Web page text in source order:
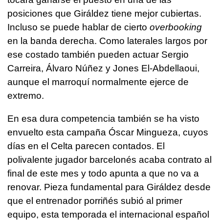
posiciones que Giráldez tiene mejor cubiertas.
Incluso se puede hablar de cierto overbooking
en la banda derecha. Como laterales largos por
ese costado también pueden actuar Sergio
Carreira, Álvaro Núñez y Jones El-Abdellaoui,
aunque el marroquí normalmente ejerce de
extremo.
En esa dura competencia también se ha visto
envuelto esta campaña Óscar Mingueza, cuyos
días en el Celta parecen contados. El
polivalente jugador barcelonés acaba contrato al
final de este mes y todo apunta a que no va a
renovar. Pieza fundamental para Giráldez desde
que el entrenador porriñés subió al primer
equipo, esta temporada el internacional español